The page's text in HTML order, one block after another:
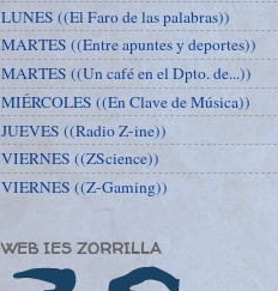
LUNES ((El Faro de las palabras))
MARTES ((Entre apuntes y deportes))
MARTES ((Un café en el Dpto. de...))
MIÉRCOLES ((En Clave de Música))
JUEVES ((Radio Z-ine))
VIERNES ((ZScience))
VIERNES ((Z-Gaming))
WEB IES ZORRILLA